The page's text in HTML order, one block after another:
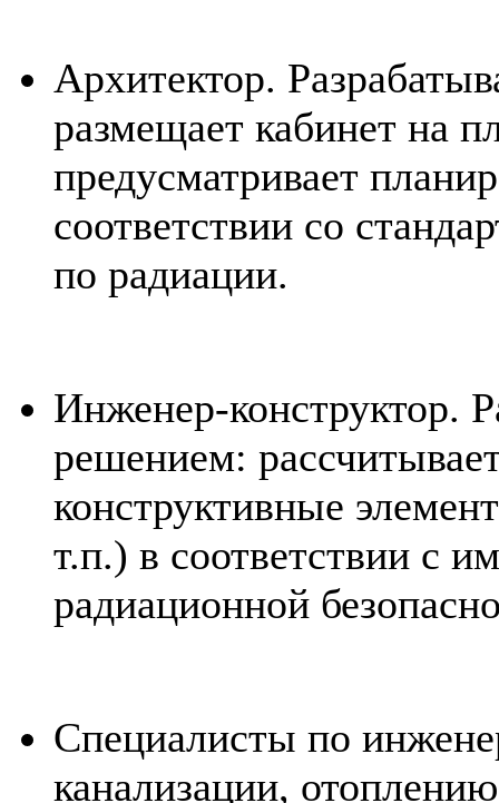
Архитектор.
размещает кабинет на
предусматривает
соответствии со
по радиации.
Инженер-конструктор.
решением:
конструктивные
т.п.) в соответствии с
радиационной
Специалисты по
канализации,